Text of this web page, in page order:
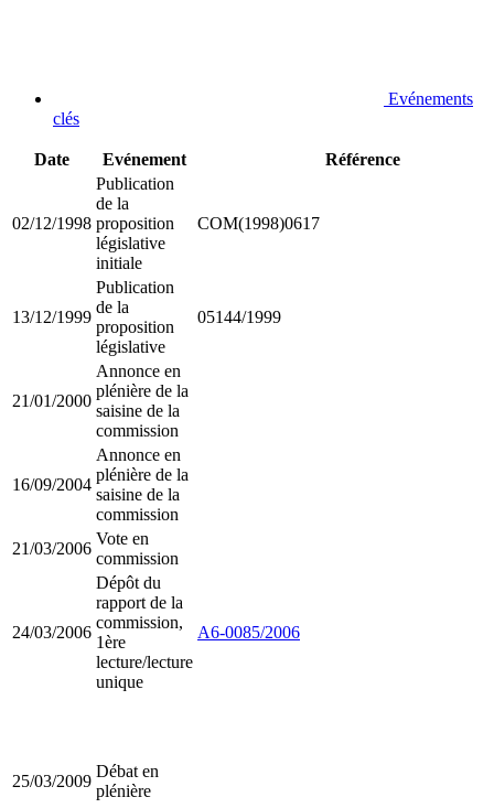
Evénements
clés
Date Evénement Référence
02/12/1998
Publication
de la
proposition
législative
initiale
COM(1998)0617
13/12/1999
Publication
de la
proposition
législative
05144/1999
21/01/2000
Annonce en
plénière de la
saisine de la
commission
16/09/2004
Annonce en
plénière de la
saisine de la
commission
21/03/2006
Vote en
commission
24/03/2006
Dépôt du
rapport de la
commission,
1ère
lecture/lecture
unique
A6-0085/2006
25/03/2009
Débat en
plénière